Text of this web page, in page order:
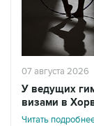
07 августа 2026
У ведущих
визами в
Читать